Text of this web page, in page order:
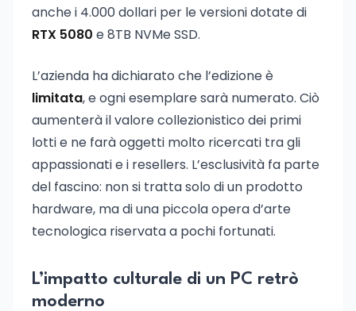
anche i 4.000 dollari per le versioni dotate di
RTX 5080 e 8TB NVMe SSD.
L’azienda ha dichiarato che l’edizione è
limitata, e ogni esemplare sarà numerato. Ciò
aumenterà il valore collezionistico dei primi
lotti e ne farà oggetti molto ricercati tra gli
appassionati e i resellers. L’esclusività fa parte
del fascino: non si tratta solo di un prodotto
hardware, ma di una piccola opera d’arte
tecnologica riservata a pochi fortunati.
L’impatto culturale di un PC retrò
moderno